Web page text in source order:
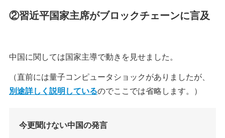
②習近平国家主席がブロックチェーンに言及
中国に関しては国家主導で動きを見せました。
（直前には量子コンピュータショックがありましたが、
別途詳しく説明しているのでここでは省略します。）
今更聞けない中国の発言